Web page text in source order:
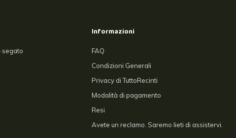
segato
Informazioni
FAQ
Condizioni Generali
Privacy di TuttoRecinti
Modalità di pagamento
Resi
Avete un reclamo. Saremo lieti di assistervi.